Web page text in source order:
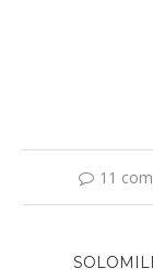
11